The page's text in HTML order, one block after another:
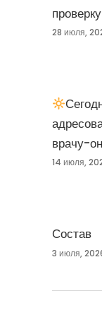
проверку
28 июля,
врачу-
14 июля,
Состав
3 июля,